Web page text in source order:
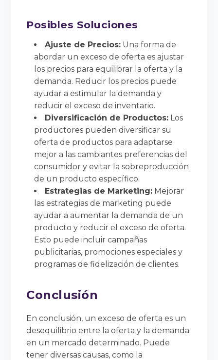
Posibles Soluciones
Ajuste de Precios: Una forma de
abordar un exceso de oferta es ajustar
los precios para equilibrar la oferta y la
demanda. Reducir los precios puede
ayudar a estimular la demanda y
reducir el exceso de inventario.
Diversificación de Productos: Los
productores pueden diversificar su
oferta de productos para adaptarse
mejor a las cambiantes preferencias del
consumidor y evitar la sobreproducción
de un producto específico.
Estrategias de Marketing: Mejorar
las estrategias de marketing puede
ayudar a aumentar la demanda de un
producto y reducir el exceso de oferta.
Esto puede incluir campañas
publicitarias, promociones especiales y
programas de fidelización de clientes.
Conclusión
En conclusión, un exceso de oferta es un
desequilibrio entre la oferta y la demanda
en un mercado determinado. Puede
tener diversas causas, como la